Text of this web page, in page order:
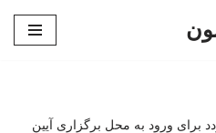
برای ورود به محل برگزاری آیین